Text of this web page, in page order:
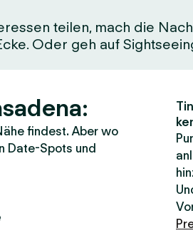
teilen, mach die
Oder geh auf
findest. Aber wo
Date-Spots und